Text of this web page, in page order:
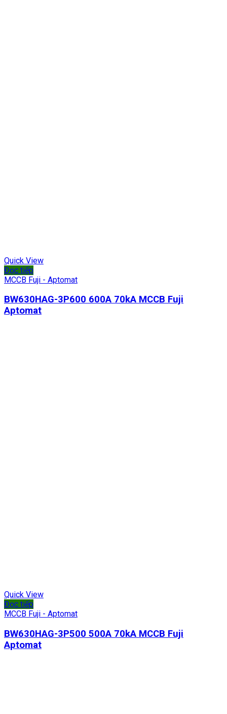
Quick View
Đọc tiếp
MCCB Fuji - Aptomat
BW630HAG-3P600 600A 70kA MCCB Fuji
Aptomat
Quick View
Đọc tiếp
MCCB Fuji - Aptomat
BW630HAG-3P500 500A 70kA MCCB Fuji
Aptomat